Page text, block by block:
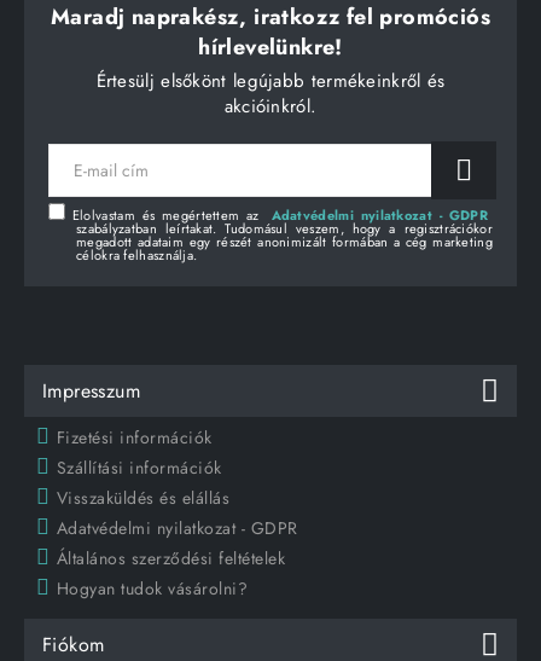
Maradj naprakész, iratkozz fel promóciós
hírlevelünkre!
Értesülj elsőkönt legújabb termékeinkről és
akcióinkról.
E-
mail
Elolvastam és megértettem az Adatvédelmi nyilatkozat - GDPR
szabályzatban leírtakat. Tudomásul veszem, hogy a regisztrációkor
megadott adataim egy részét anonimizált formában a cég marketing
célokra felhasználja.
Impresszum
Fizetési információk
Szállítási információk
Visszaküldés és elállás
Adatvédelmi nyilatkozat - GDPR
Általános szerződési feltételek
Hogyan tudok vásárolni?
Fiókom